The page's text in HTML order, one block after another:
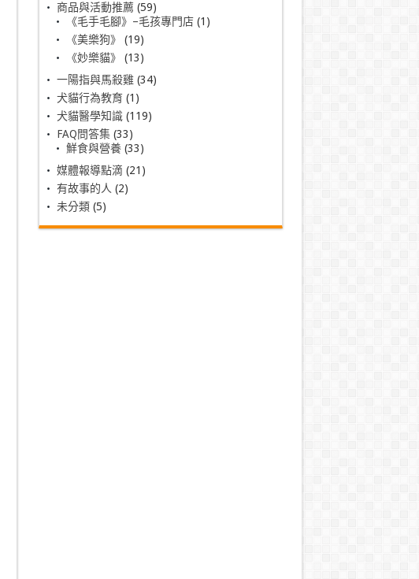
商品與活動推薦(59)
《毛手毛腳》–毛孩專門店(1)
《美樂狗》
(19)
《妙樂貓》
(13)
一陽指與馬殺雞(34)
犬貓行為教育(1)
犬貓醫學知識 (119)
FAQ問答集(33)
鮮食與營養(33)
媒體報導點滴 (21)
有故事的人 (2)
未分類(5)